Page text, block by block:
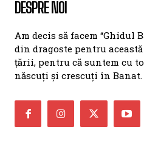
DESPRE NOI
Am decis să facem “Ghidul
din dragoste pentru
țării, pentru că suntem cu
născuți și crescuți în Banat.